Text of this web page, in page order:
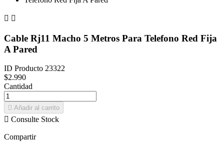
 
Cable Rj11 Macho 5 Metros Para Telefono Red Fija
A Pared
ID Producto 23322
$2.990
Cantidad
 Añadir al carrito
 Consulte Stock
Compartir